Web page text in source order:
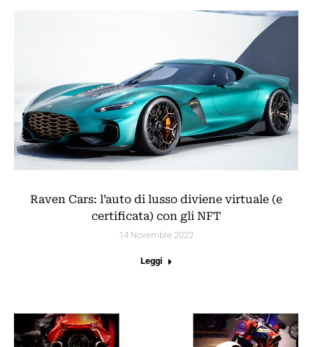
Raven Cars: l’auto di lusso diviene virtuale (e
certificata) con gli NFT
14 Novembre 2022
Leggi